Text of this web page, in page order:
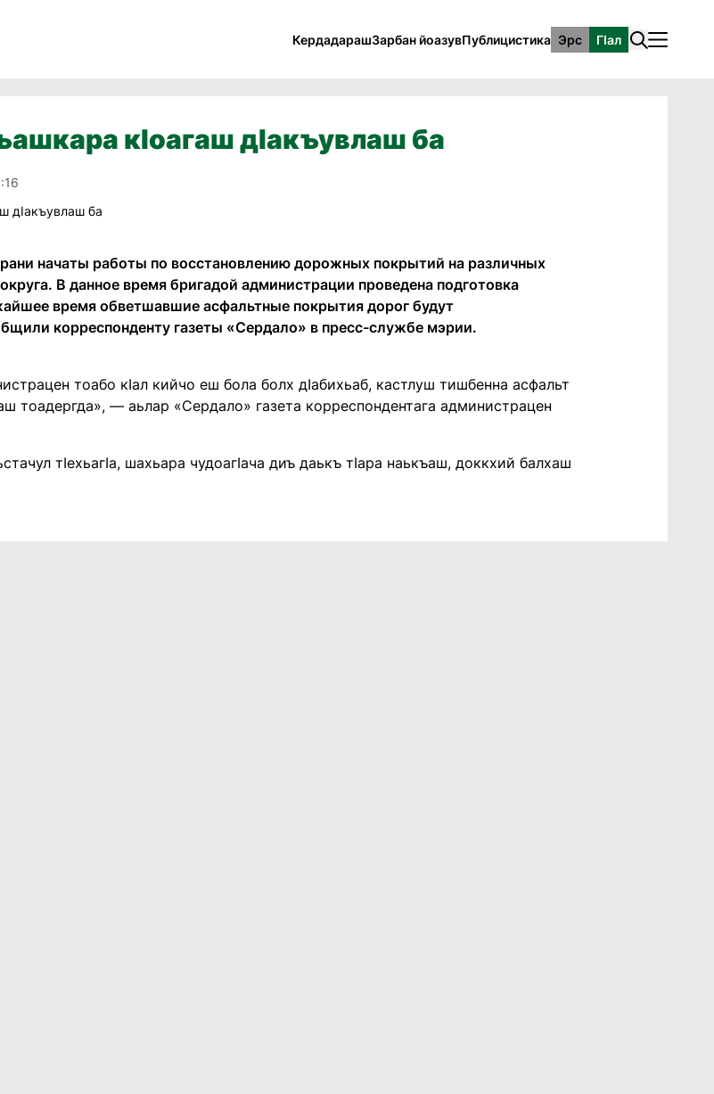
КердадарашЗарбан йоазувПублицистика Эрс ГӀал
кIоагаш дIакъувлаш ба
начаты работы по восстановлению дорожных покрытий на различных
В данное время бригадой администрации проведена подготовка
время обветшавшие асфальтные покрытия дорог будут
корреспонденту газеты «Сердало» в пресс-службе мэрии.
тоабо кIал кийчо еш бола болх дIабихьаб, кастлуш тишбенна асфальт
тоадергда», — аьлар «Сердало» газета корреспондентага администрацен
тIехьагIа, шахьара чудоагIача диъ даькъ тIара наькъаш, доккхий балхаш